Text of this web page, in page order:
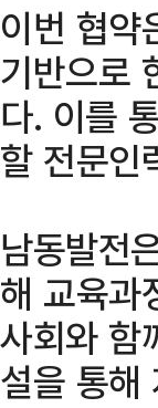
이번 협약
기반으로
다. 이를
할 전문인
남동발전
해 교육과
사회와 함
설을 통해